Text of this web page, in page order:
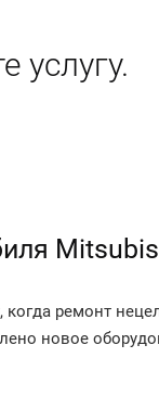
услугу.
ремонт
новое